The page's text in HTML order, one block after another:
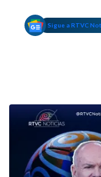
Sigue a RTVC